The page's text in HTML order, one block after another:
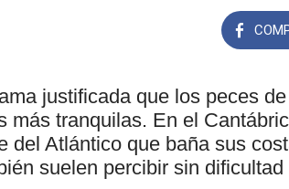
justificada que los peces
más tranquilas. En el
del Atlántico que baña sus
suelen percibir sin